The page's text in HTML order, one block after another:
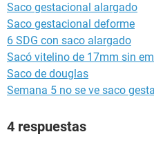
Saco gestacional alargado
Saco gestacional deforme
6 SDG con saco alargado
Sacó vitelino de 17mm sin
Saco de douglas
Semana 5 no se ve saco
4 respuestas